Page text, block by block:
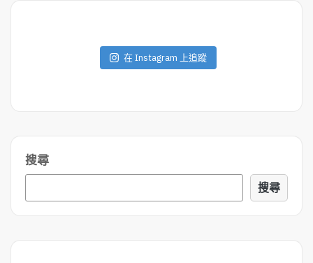
在 Instagram 上追蹤
搜尋
搜尋